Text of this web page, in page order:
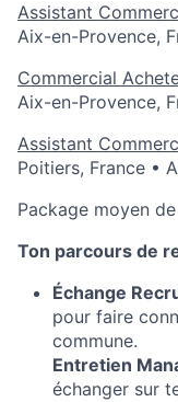
Assistant
Aix-en-Provence,
Commercial
Aix-en-Provence,
Assistant
Poitiers, France •
Package moyen
Ton parcours de
Échange
pour faire
commune.
Entretien
échanger sur